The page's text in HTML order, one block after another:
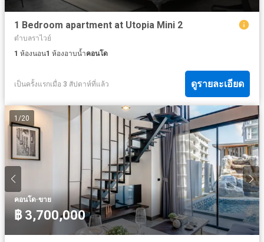
1 Bedroom apartment at Utopia Mini 2
ตำบลราไวย์
1 ห้องนอน1 ห้องอาบน้ำคอนโด
เป็นครั้งแรกเมื่อ 3 สัปดาห์ที่แล้ว ดูรายละเอียด
1 /20
คอนโด·ขาย
฿ 3,700,000